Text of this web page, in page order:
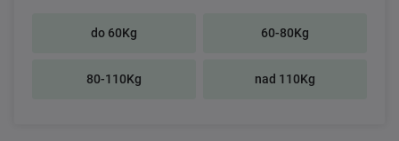
do 60Kg 60-80Kg
80-110Kg nad 110Kg